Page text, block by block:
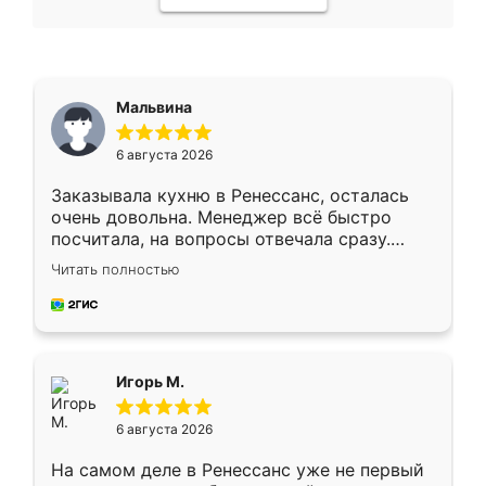
Мальвина
6 августа 2026
Заказывала кухню в Ренессанс, осталась
очень довольна. Менеджер всё быстро
посчитала, на вопросы отвечала сразу.
Замерщик приехал в субботу, подошёл к
делу со всей ответственностью. Собрали
за день, ребята работали аккуратно, даже
Читать полностью
Игорь М.
6 августа 2026
На самом деле в Ренессанс уже не первый